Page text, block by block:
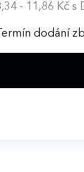
- 11,86 Kčs
Termín dodání